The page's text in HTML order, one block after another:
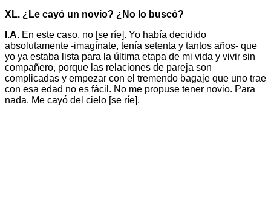
XL. ¿Le cayó un novio? ¿No lo buscó?
I.A. En este caso, no [se ríe]. Yo había decidido
absolutamente -imagínate, tenía setenta y tantos años- que
yo ya estaba lista para la última etapa de mi vida y vivir sin
compañero, porque las relaciones de pareja son
complicadas y empezar con el tremendo bagaje que uno trae
con esa edad no es fácil. No me propuse tener novio. Para
nada. Me cayó del cielo [se ríe].